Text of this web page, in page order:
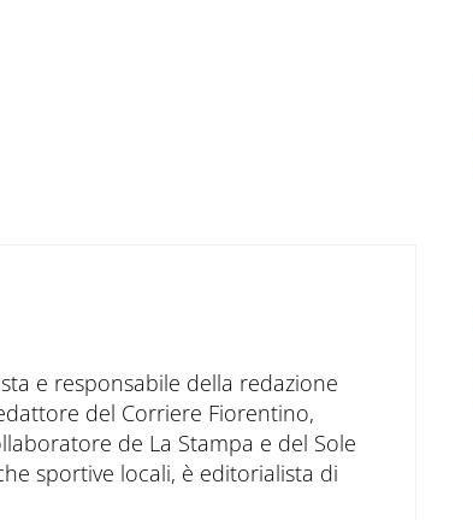
e responsabile della redazione
del Corriere Fiorentino,
de La Stampa e del Sole
sportive locali, è editorialista di